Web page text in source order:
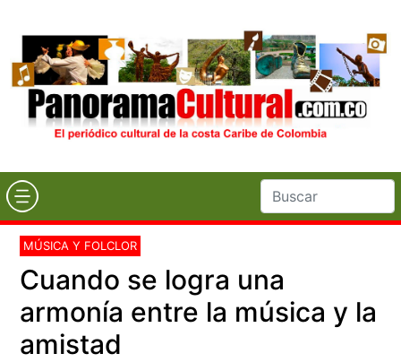
MÚSICA Y FOLCLOR
Cuando se logra una
armonía entre la música y la
amistad